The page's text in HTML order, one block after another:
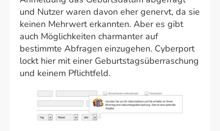
und Nutzer waren davon eher genervt, da sie
keinen Mehrwert erkannten. Aber es gibt
auch Möglichkeiten charmanter auf
bestimmte Abfragen einzugehen. Cyberport
lockt hier mit einer Geburtstagsüberraschung
und keinem Pflichtfeld.